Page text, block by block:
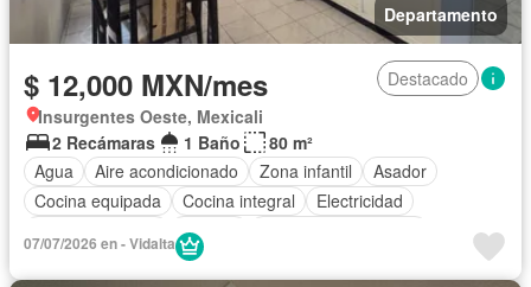
Departamento
$ 12,000 MXN/mes
Destacado
Insurgentes Oeste, Mexicali
2 Recámaras
1 Baño
80 m²
Agua
Aire acondicionado Zona infantil
Asador
Cocina equipada
Cocina integral
Electricidad
Internet
Wifi
07/07/2026 en - Vidalta